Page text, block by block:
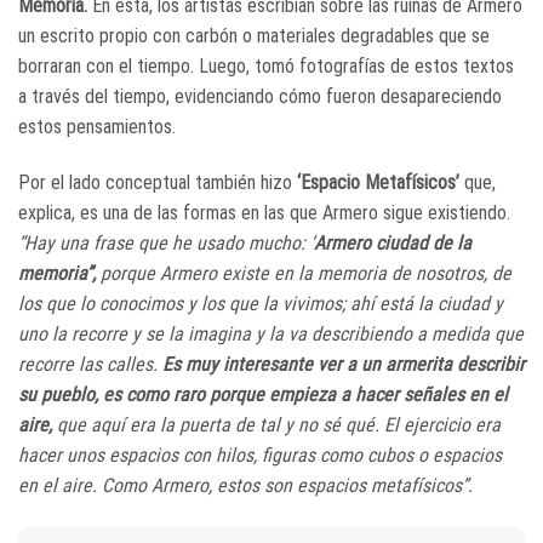
Memoria. En esta, los artistas escribían sobre las ruinas de Armero
un escrito propio con carbón o materiales degradables que se
borraran con el tiempo. Luego, tomó fotografías de estos textos
a través del tiempo, evidenciando cómo fueron desapareciendo
estos pensamientos.
Por el lado conceptual también hizo ‘Espacio Metafísicos’ que,
explica, es una de las formas en las que Armero sigue existiendo.
“Hay una frase que he usado mucho: ‘ Armero ciudad de la
memoria”, porque Armero existe en la memoria de nosotros, de
los que lo conocimos y los que la vivimos; ahí está la ciudad y
uno la recorre y se la imagina y la va describiendo a medida que
recorre las calles. Es muy interesante ver a un armerita describir
su pueblo, es como raro porque empieza a hacer señales en el
aire, que aquí era la puerta de tal y no sé qué. El ejercicio era
hacer unos espacios con hilos, figuras como cubos o espacios
en el aire. Como Armero, estos son espacios metafísicos”.